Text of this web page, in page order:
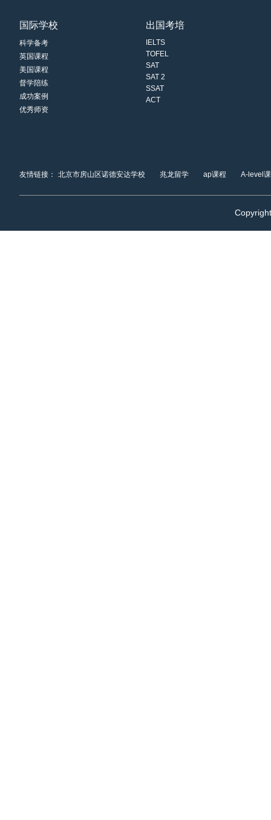
国际学校
科学备考
英国课程
美国课程
督学陪练
成功案例
优秀师资
出国考培
IELTS
TOFEL
SAT
SAT 2
SSAT
ACT
友情链接： 北京市房山区诺德安达学校 兆龙留学 ap课程 A-level